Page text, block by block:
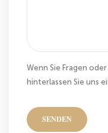
Wenn Sie Fragen
hinterlassen Sie uns
SENDEN